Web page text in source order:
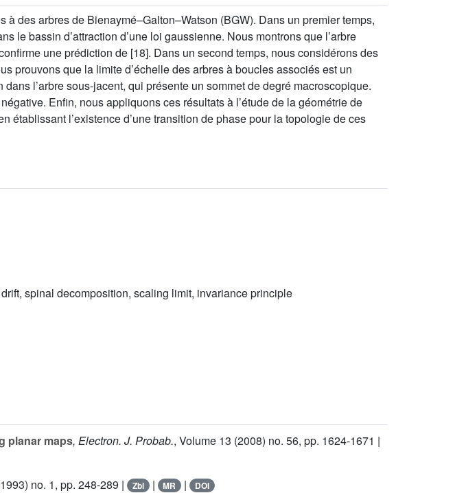
des arbres de Bienaymé–Galton–Watson (BGW). Dans un premier temps,
le bassin d’attraction d’une loi gaussienne. Nous montrons que l’arbre
une prédiction de [18]. Dans un second temps, nous considérons des
prouvons que la limite d’échelle des arbres à boucles associés est un
l’arbre sous-jacent, qui présente un sommet de degré macroscopique.
Enfin, nous appliquons ces résultats à l’étude de la géométrie de
l’existence d’une transition de phase pour la topologie de ces
spinal decomposition, scaling limit, invariance principle
planar maps, Electron. J. Probab., Volume 13 (2008) no. 56, pp. 1624-1671 |
no. 1, pp. 248-289 | Zbl | MR | DOI